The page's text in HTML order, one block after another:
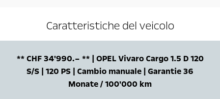
Caratteristiche del veicolo
** CHF 34'990.– ** | OPEL Vivaro Cargo 1.5 D 120
S/S | 120 PS | Cambio manuale | Garantie 36
Monate / 100'000 km